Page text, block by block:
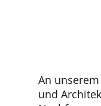
An
und